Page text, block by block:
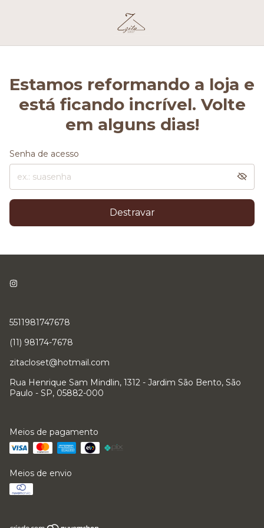
Estamos reformando a loja e
está ficando incrível. Volte
em alguns dias!
Senha de acesso
Destravar
5511981747678
(11) 98174-7678
zitacloset@hotmail.com
Rua Henrique Sam Mindlin, 1312 - Jardim São Bento, São
Paulo - SP, 05882-000
Meios de pagamento
Meios de envio